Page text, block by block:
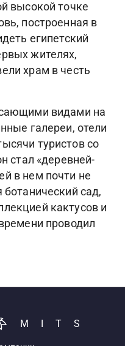
высокой точке
построенная в
египетский
жителях,
храм в честь
видами на
галереи, отели
туристов со
стал «деревней-
в нем почти не
ботанический сад,
кактусов и
проводил
MITS